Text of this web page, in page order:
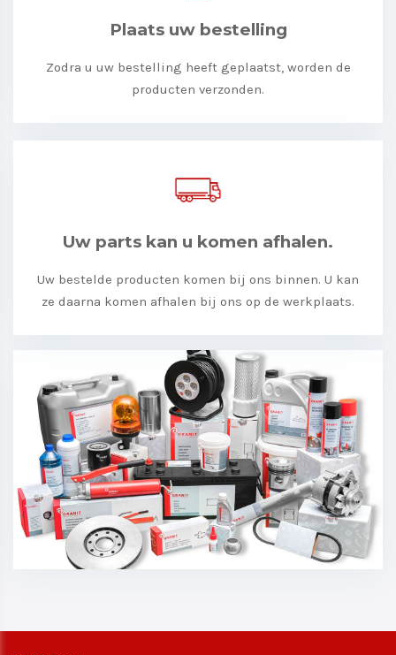
Plaats uw bestelling
Zodra u uw bestelling heeft geplaatst, worden de
producten verzonden.
Uw parts kan u komen afhalen.
Uw bestelde producten komen bij ons binnen. U kan
ze daarna komen afhalen bij ons op de werkplaats.